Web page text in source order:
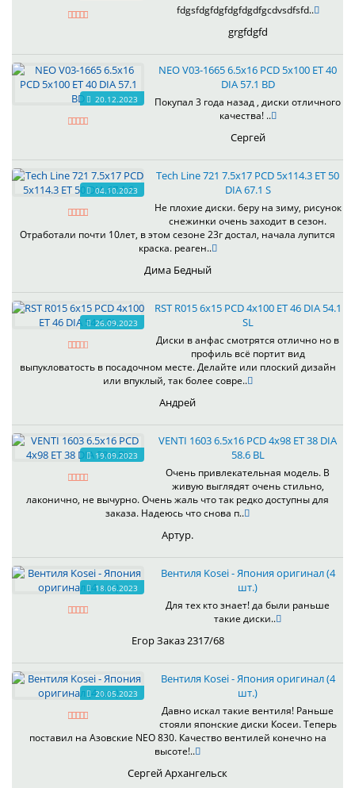
fdgsfdgfdgfdgfdgdfgcdvsdfsfd..
grgfdgfd
20.12.2023
NEO V03-1665 6.5x16 PCD 5x100 ET 40
DIA 57.1 BD
Покупал 3 года назад , диски отличного
качества! ..
Сергей
04.10.2023
Tech Line 721 7.5x17 PCD 5x114.3 ET 50
DIA 67.1 S
Не плохие диски. беру на зиму, рисунок
снежинки очень заходит в сезон.
Отработали почти 10лет, в этом сезоне 23г достал, начала лупится
краска. реаген..
Дима Бедный
26.09.2023
RST R015 6x15 PCD 4x100 ET 46 DIA 54.1
SL
Диски в анфас смотрятся отлично но в
профиль всё портит вид
выпукловатость в посадочном месте. Делайте или плоский дизайн
или впуклый, так более совре..
Андрей
19.09.2023
VENTI 1603 6.5x16 PCD 4x98 ET 38 DIA
58.6 BL
Очень привлекательная модель. В
живую выглядят очень стильно,
лаконично, не вычурно. Очень жаль что так редко доступны для
заказа. Надеюсь что снова п..
Артур.
18.06.2023
Вентиля Kosei - Япония оригинал (4
шт.)
Для тех кто знает! да были раньше
такие диски..
Егор Заказ 2317/68
20.05.2023
Вентиля Kosei - Япония оригинал (4
шт.)
Давно искал такие вентиля! Раньше
стояли японские диски Косеи. Теперь
поставил на Азовские NEO 830. Качество вентилей конечно на
высоте!..
Сергей Архангельск